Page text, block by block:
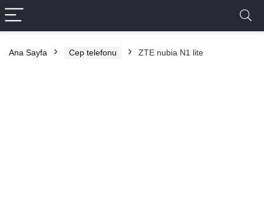
Ana Sayfa Cep telefonu ZTE nubia N1 lite